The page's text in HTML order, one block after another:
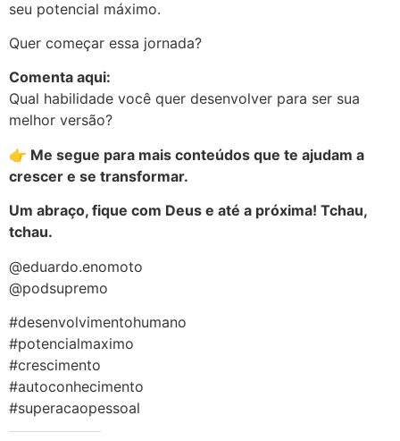
seu potencial máximo.
Quer começar essa jornada?
Comenta aqui:
Qual habilidade você quer desenvolver para ser sua
melhor versão?
👉 Me segue para mais conteúdos que te ajudam a
crescer e se transformar.
Um abraço, fique com Deus e até a próxima! Tchau,
tchau.
@eduardo.enomoto
@podsupremo
#desenvolvimentohumano
#potencialmaximo
#crescimento
#autoconhecimento
#superacaopessoal